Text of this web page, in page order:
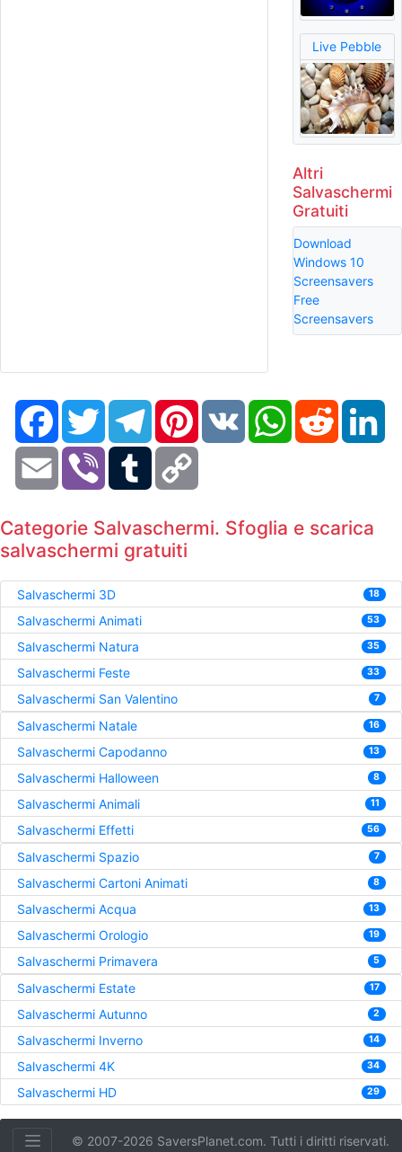
Live Pebble
Altri
Salvaschermi
Gratuiti
Download
Windows 10
Screensavers
Free
Screensavers
FacebookTwitter TelegramPinterestVK WhatsAppReddit
Email Viber Tumblr
Categorie Salvaschermi. Sfoglia e scarica
salvaschermi gratuiti
Salvaschermi 3D 18
Salvaschermi Animati 53
Salvaschermi Natura 35
Salvaschermi Feste 33
Salvaschermi San Valentino 7
Salvaschermi Natale 16
Salvaschermi Capodanno 13
Salvaschermi Halloween 8
Salvaschermi Animali 11
Salvaschermi Effetti 56
Salvaschermi Spazio 7
Salvaschermi Cartoni Animati 8
Salvaschermi Acqua 13
Salvaschermi Orologio 19
Salvaschermi Primavera 5
Salvaschermi Estate 17
Salvaschermi Autunno 2
Salvaschermi Inverno 14
Salvaschermi 4K 34
Salvaschermi HD 29
© 2007-2026 SaversPlanet.com. Tutti i diritti riservati.